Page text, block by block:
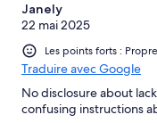
Janely
22 mai 2025
Les points forts :
Traduire avec Google
No disclosure about
confusing instructions